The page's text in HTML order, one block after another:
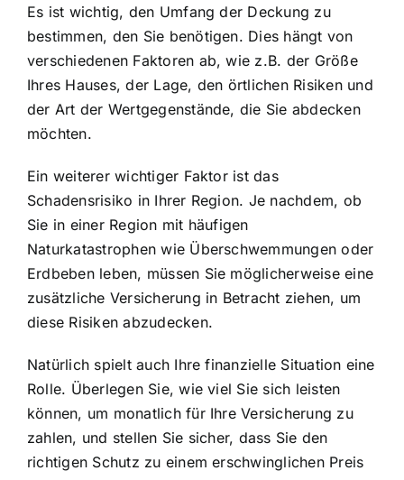
Es ist wichtig, den Umfang der Deckung zu
bestimmen, den Sie benötigen. Dies hängt von
verschiedenen Faktoren ab, wie z.B. der Größe
Ihres Hauses, der Lage, den örtlichen Risiken und
der Art der Wertgegenstände, die Sie abdecken
möchten.
Ein weiterer wichtiger Faktor ist das
Schadensrisiko in Ihrer Region. Je nachdem, ob
Sie in einer Region mit häufigen
Naturkatastrophen wie Überschwemmungen oder
Erdbeben leben, müssen Sie möglicherweise eine
zusätzliche Versicherung in Betracht ziehen, um
diese Risiken abzudecken.
Natürlich spielt auch Ihre finanzielle Situation eine
Rolle. Überlegen Sie, wie viel Sie sich leisten
können, um monatlich für Ihre Versicherung zu
zahlen, und stellen Sie sicher, dass Sie den
richtigen Schutz zu einem erschwinglichen Preis